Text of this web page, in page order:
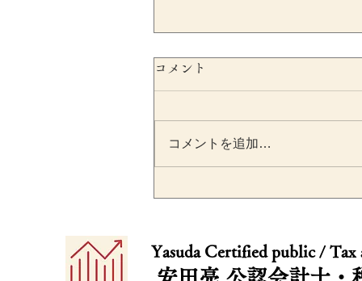
源泉所得税の納期の特例と
場合の注意点を税理士が解説
コメント
コメントを追加…
​​Yasuda Certified public / Tax
安田亮 公認会計士・